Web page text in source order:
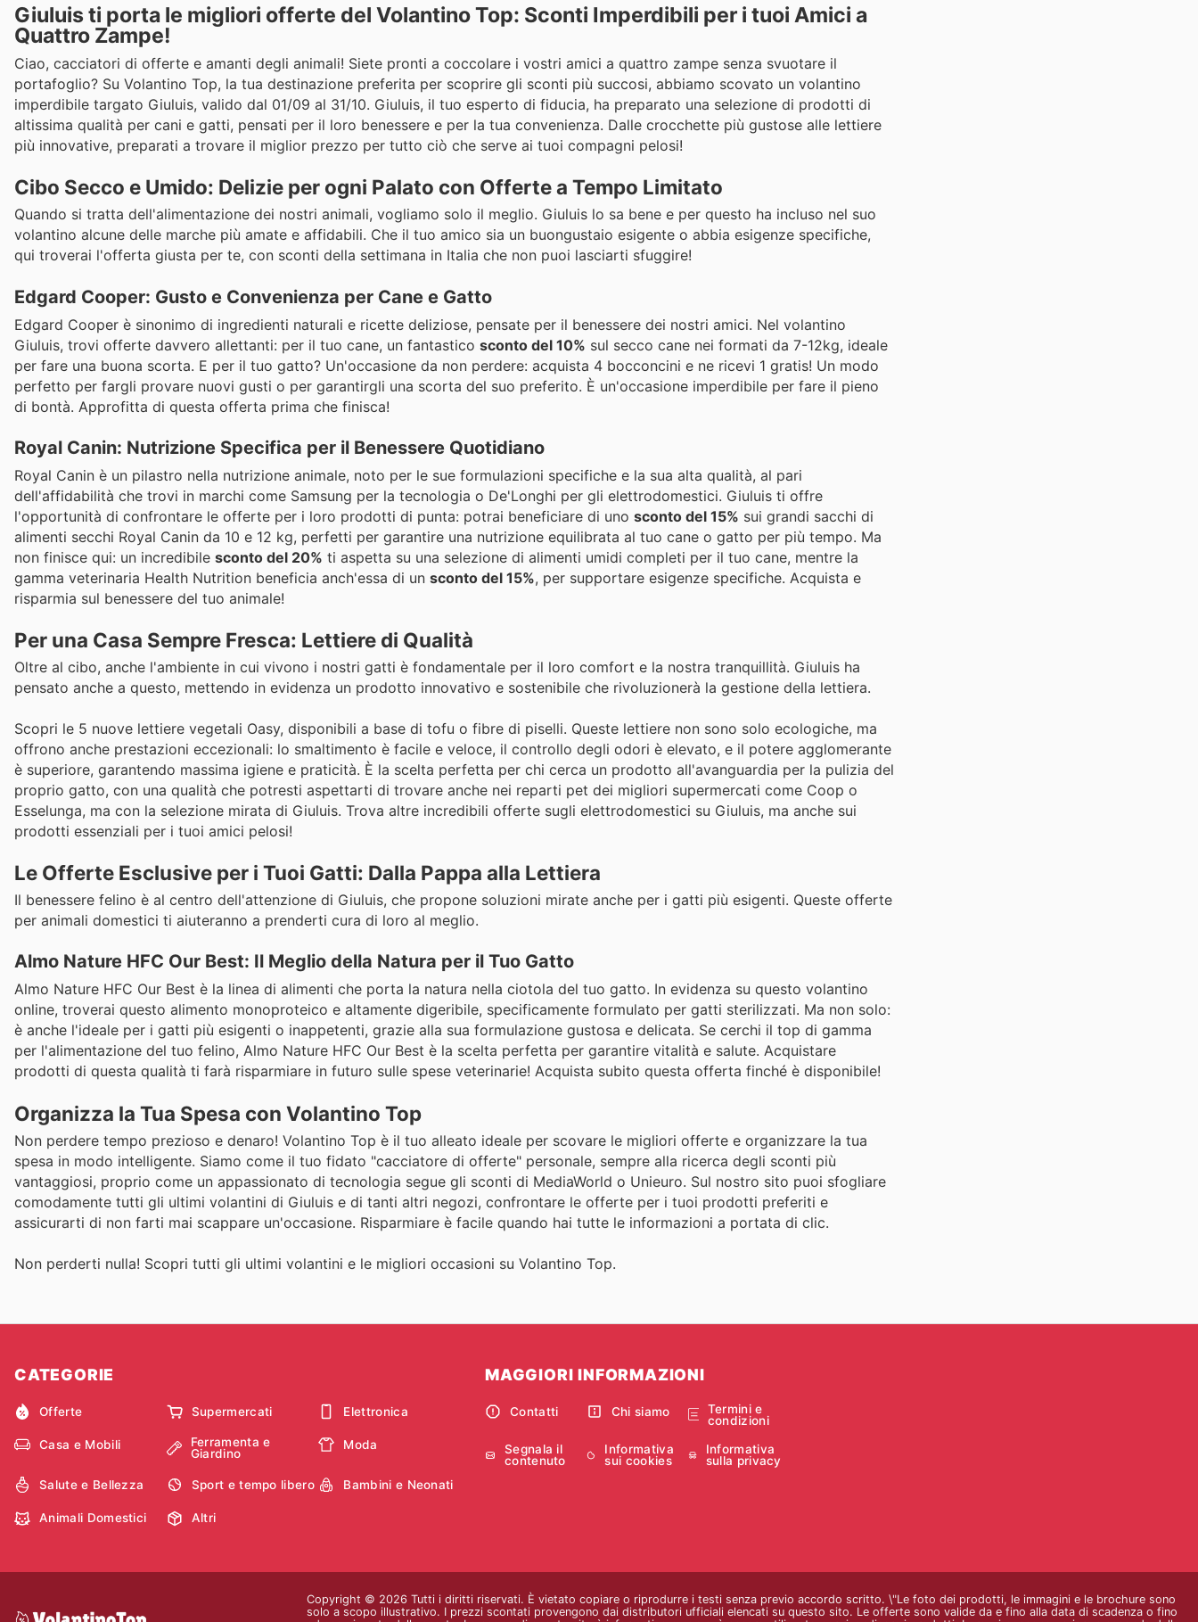
Giuluis ti porta le migliori offerte del Volantino Top: Sconti Imperdibili per i tuoi Amici a
Quattro Zampe!
Ciao, cacciatori di offerte e amanti degli animali! Siete pronti a coccolare i vostri amici a quattro zampe senza svuotare il
portafoglio? Su Volantino Top, la tua destinazione preferita per scoprire gli sconti più succosi, abbiamo scovato un volantino
imperdibile targato Giuluis, valido dal 01/09 al 31/10. Giuluis, il tuo esperto di fiducia, ha preparato una selezione di prodotti di
altissima qualità per cani e gatti, pensati per il loro benessere e per la tua convenienza. Dalle crocchette più gustose alle lettiere
più innovative, preparati a trovare il miglior prezzo per tutto ciò che serve ai tuoi compagni pelosi!
Cibo Secco e Umido: Delizie per ogni Palato con Offerte a Tempo Limitato
Quando si tratta dell'alimentazione dei nostri animali, vogliamo solo il meglio. Giuluis lo sa bene e per questo ha incluso nel suo
volantino alcune delle marche più amate e affidabili. Che il tuo amico sia un buongustaio esigente o abbia esigenze specifiche,
qui troverai l'offerta giusta per te, con sconti della settimana in Italia che non puoi lasciarti sfuggire!
Edgard Cooper: Gusto e Convenienza per Cane e Gatto
Edgard Cooper è sinonimo di ingredienti naturali e ricette deliziose, pensate per il benessere dei nostri amici. Nel volantino
Giuluis, trovi offerte davvero allettanti: per il tuo cane, un fantastico sconto del 10% sul secco cane nei formati da 7-12kg, ideale
per fare una buona scorta. E per il tuo gatto? Un'occasione da non perdere: acquista 4 bocconcini e ne ricevi 1 gratis! Un modo
perfetto per fargli provare nuovi gusti o per garantirgli una scorta del suo preferito. È un'occasione imperdibile per fare il pieno
di bontà. Approfitta di questa offerta prima che finisca!
Royal Canin: Nutrizione Specifica per il Benessere Quotidiano
Royal Canin è un pilastro nella nutrizione animale, noto per le sue formulazioni specifiche e la sua alta qualità, al pari
dell'affidabilità che trovi in marchi come Samsung per la tecnologia o De'Longhi per gli elettrodomestici. Giuluis ti offre
l'opportunità di confrontare le offerte per i loro prodotti di punta: potrai beneficiare di uno sconto del 15% sui grandi sacchi di
alimenti secchi Royal Canin da 10 e 12 kg, perfetti per garantire una nutrizione equilibrata al tuo cane o gatto per più tempo. Ma
non finisce qui: un incredibile sconto del 20% ti aspetta su una selezione di alimenti umidi completi per il tuo cane, mentre la
gamma veterinaria Health Nutrition beneficia anch'essa di un sconto del 15%, per supportare esigenze specifiche. Acquista e
risparmia sul benessere del tuo animale!
Per una Casa Sempre Fresca: Lettiere di Qualità
Oltre al cibo, anche l'ambiente in cui vivono i nostri gatti è fondamentale per il loro comfort e la nostra tranquillità. Giuluis ha
pensato anche a questo, mettendo in evidenza un prodotto innovativo e sostenibile che rivoluzionerà la gestione della lettiera.
Scopri le 5 nuove lettiere vegetali Oasy, disponibili a base di tofu o fibre di piselli. Queste lettiere non sono solo ecologiche, ma
offrono anche prestazioni eccezionali: lo smaltimento è facile e veloce, il controllo degli odori è elevato, e il potere agglomerante
è superiore, garantendo massima igiene e praticità. È la scelta perfetta per chi cerca un prodotto all'avanguardia per la pulizia del
proprio gatto, con una qualità che potresti aspettarti di trovare anche nei reparti pet dei migliori supermercati come Coop o
Esselunga, ma con la selezione mirata di Giuluis. Trova altre incredibili offerte sugli elettrodomestici su Giuluis, ma anche sui
prodotti essenziali per i tuoi amici pelosi!
Le Offerte Esclusive per i Tuoi Gatti: Dalla Pappa alla Lettiera
Il benessere felino è al centro dell'attenzione di Giuluis, che propone soluzioni mirate anche per i gatti più esigenti. Queste offerte
per animali domestici ti aiuteranno a prenderti cura di loro al meglio.
Almo Nature HFC Our Best: Il Meglio della Natura per il Tuo Gatto
Almo Nature HFC Our Best è la linea di alimenti che porta la natura nella ciotola del tuo gatto. In evidenza su questo volantino
online, troverai questo alimento monoproteico e altamente digeribile, specificamente formulato per gatti sterilizzati. Ma non solo:
è anche l'ideale per i gatti più esigenti o inappetenti, grazie alla sua formulazione gustosa e delicata. Se cerchi il top di gamma
per l'alimentazione del tuo felino, Almo Nature HFC Our Best è la scelta perfetta per garantire vitalità e salute. Acquistare
prodotti di questa qualità ti farà risparmiare in futuro sulle spese veterinarie! Acquista subito questa offerta finché è disponibile!
Organizza la Tua Spesa con Volantino Top
Non perdere tempo prezioso e denaro! Volantino Top è il tuo alleato ideale per scovare le migliori offerte e organizzare la tua
spesa in modo intelligente. Siamo come il tuo fidato "cacciatore di offerte" personale, sempre alla ricerca degli sconti più
vantaggiosi, proprio come un appassionato di tecnologia segue gli sconti di MediaWorld o Unieuro. Sul nostro sito puoi sfogliare
comodamente tutti gli ultimi volantini di Giuluis e di tanti altri negozi, confrontare le offerte per i tuoi prodotti preferiti e
assicurarti di non farti mai scappare un'occasione. Risparmiare è facile quando hai tutte le informazioni a portata di clic.
Non perderti nulla! Scopri tutti gli ultimi volantini e le migliori occasioni su Volantino Top.
CATEGORIE
Offerte Supermercati Elettronica
Casa e Mobili
Ferramenta e
Giardino
Moda
Salute e Bellezza Sport e tempo libero Bambini e Neonati
Animali Domestici Altri
MAGGIORI INFORMAZIONI
Contatti Chi siamo
Termini e
condizioni
Segnala il
contenuto
Informativa
sui cookies
Informativa
sulla privacy
Copyright © 2026 Tutti i diritti riservati. È vietato copiare o riprodurre i testi senza previo accordo scritto. \"Le foto dei prodotti, le immagini e le brochure sono
solo a scopo illustrativo. I prezzi scontati provengono dai distributori ufficiali elencati su questo sito. Le offerte sono valide da e fino alla data di scadenza o fino